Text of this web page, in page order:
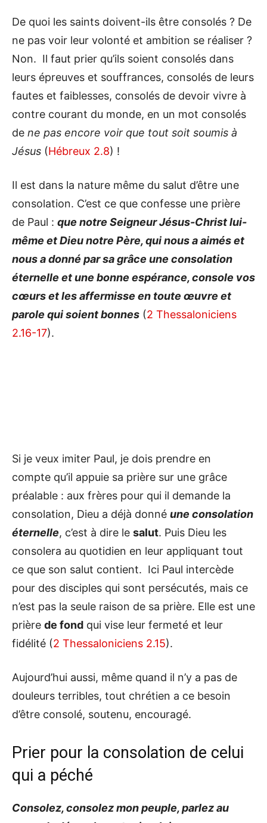
De quoi les saints doivent-ils être consolés ? De
ne pas voir leur volonté et ambition se réaliser ?
Non. Il faut prier qu’ils soient consolés dans
leurs épreuves et souffrances, consolés de leurs
fautes et faiblesses, consolés de devoir vivre à
contre courant du monde, en un mot consolés
de ne pas encore voir que tout soit soumis à
Jésus (Hébreux 2.8) !
Il est dans la nature même du salut d’être une
consolation. C’est ce que confesse une prière
de Paul : que notre Seigneur Jésus-Christ lui-
même et Dieu notre Père, qui nous a aimés et
nous a donné par sa grâce une consolation
éternelle et une bonne espérance, console vos
cœurs et les affermisse en toute œuvre et
parole qui soient bonnes (2 Thessaloniciens
2.16-17).
Si je veux imiter Paul, je dois prendre en
compte qu’il appuie sa prière sur une grâce
préalable : aux frères pour qui il demande la
consolation, Dieu a déjà donné une consolation
éternelle, c’est à dire le salut. Puis Dieu les
consolera au quotidien en leur appliquant tout
ce que son salut contient. Ici Paul intercède
pour des disciples qui sont persécutés, mais ce
n’est pas la seule raison de sa prière. Elle est une
prière de fond qui vise leur fermeté et leur
fidélité (2 Thessaloniciens 2.15).
Aujourd’hui aussi, même quand il n’y a pas de
douleurs terribles, tout chrétien a ce besoin
d’être consolé, soutenu, encouragé.
Prier pour la consolation de celui
qui a péché
Consolez, consolez mon peuple, parlez au